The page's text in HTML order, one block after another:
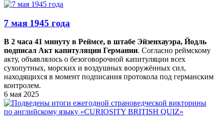
7 мая 1945 года
В 2 часа 41 минуту в Реймсе, в штабе Эйзенхауэра, Йодль
подписал Акт капитуляции Германии. Согласно реймскому
акту, объявлялось о безоговорочной капитуляции всех
сухопутных, морских и воздушных вооружённых сил,
находящихся в момент подписания протокола под германским
контролем.
6 мая 2025